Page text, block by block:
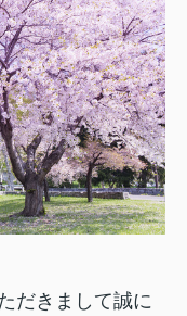
だきまして誠に